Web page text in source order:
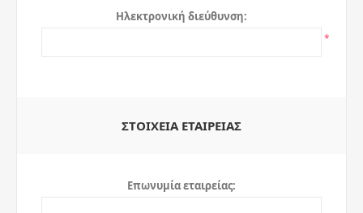
Ηλεκτρονική διεύθυνση:
*
ΣΤΟΙΧΕΊΑ ΕΤΑΙΡΕΊΑΣ
Επωνυμία εταιρείας: